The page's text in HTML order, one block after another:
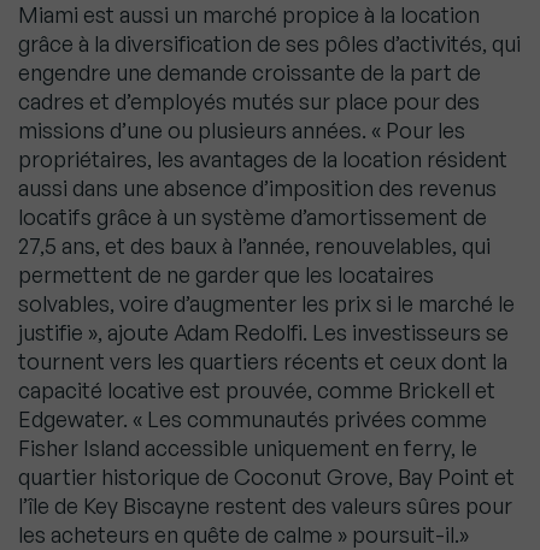
Miami est aussi un marché propice à la location
grâce à la diversification de ses pôles d’activités, qui
engendre une demande croissante de la part de
cadres et d’employés mutés sur place pour des
missions d’une ou plusieurs années. « Pour les
propriétaires, les avantages de la location résident
aussi dans une absence d’imposition des revenus
locatifs grâce à un système d’amortissement de
27,5 ans, et des baux à l’année, renouvelables, qui
permettent de ne garder que les locataires
solvables, voire d’augmenter les prix si le marché le
justifie », ajoute Adam Redolfi. Les investisseurs se
tournent vers les quartiers récents et ceux dont la
capacité locative est prouvée, comme Brickell et
Edgewater. « Les communautés privées comme
Fisher Island accessible uniquement en ferry, le
quartier historique de Coconut Grove, Bay Point et
l’île de Key Biscayne restent des valeurs sûres pour
les acheteurs en quête de calme » poursuit-il.»